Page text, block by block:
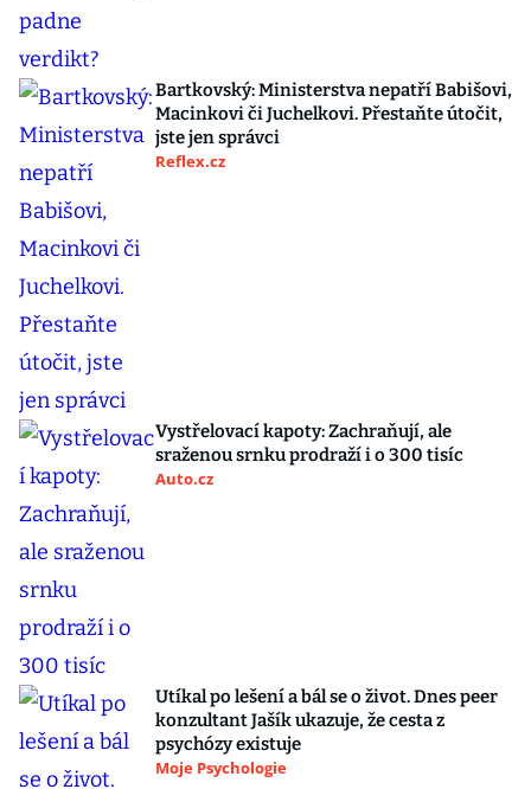
Bartkovský: Ministerstva nepatří Babišovi,
Macinkovi či Juchelkovi. Přestaňte útočit,
jste jen správci
Reflex.cz
Vystřelovací kapoty: Zachraňují, ale
sraženou srnku prodraží i o 300 tisíc
Auto.cz
Utíkal po lešení a bál se o život. Dnes peer
konzultant Jašík ukazuje, že cesta z
psychózy existuje
Moje Psychologie